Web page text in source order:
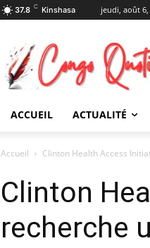
37.8 C Kinshasa jeudi, août 6,
ACCUEIL ACTUALITÉ
Accueil Clinton Health Access
Clinton
recherche